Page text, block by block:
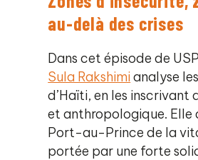
au-delà des crises
Dans cet épisode de
Sula Rakshimi analyse
d’Haïti, en les
et anthropologique. Elle
Port-au-Prince de la
portée par une forte